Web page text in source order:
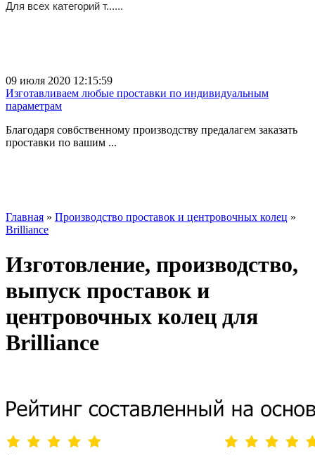
Для всех категорий т......
09 июля 2020 12:15:59
Изготавливаем любые проставки по индивидуальным
параметрам
Благодаря совбственному производству предалагем заказать
проставки по вашим ...
Главная » Производство проставок и центровочных колец »
Brilliance
Изготовление, производство,
выпуск проставок и
центровочных колец для
Brilliance